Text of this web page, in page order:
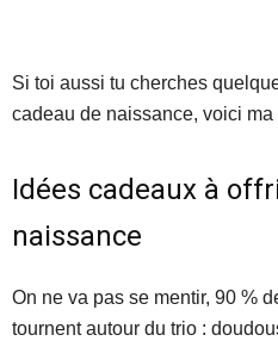
Si toi aussi tu cherches
cadeau de naissance, voici ma
Idées cadeaux à
naissance
On ne va pas se mentir, 90 %
tournent autour du trio :